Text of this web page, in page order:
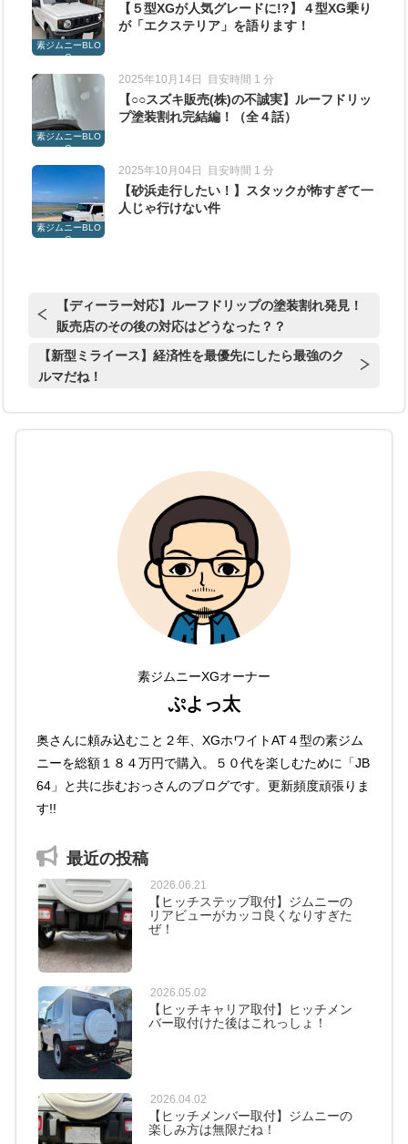
素ジムニーBLO
G
【５型XGが人気グレードに!?】４型XG乗り
が「エクステリア」を語ります！
素ジムニーBLO
G
2025年10月14日 目安時間 1 分
【○○スズキ販売(株)の不誠実】ルーフドリッ
プ塗装割れ完結編！（全４話）
素ジムニーBLO
G
2025年10月04日 目安時間 1 分
【砂浜走行したい！】スタックが怖すぎて一
人じゃ行けない件
【ディーラー対応】ルーフドリップの塗装割れ発見！
販売店のその後の対応はどうなった？？
【新型ミライース】経済性を最優先にしたら最強のク
ルマだね！
素ジムニーXGオーナー
ぷよっ太
奥さんに頼み込むこと２年、XGホワイトAT４型の素ジム
ニーを総額１８４万円で購入。５０代を楽しむために「JB
64」と共に歩むおっさんのブログです。更新頻度頑張りま
す!!
最近の投稿
2026.06.21
【ヒッチステップ取付】ジムニーの
リアビューがカッコ良くなりすぎた
ぜ！
2026.05.02
【ヒッチキャリア取付】ヒッチメン
バー取付けた後はこれっしょ！
2026.04.02
【ヒッチメンバー取付】ジムニーの
楽しみ方は無限だね！